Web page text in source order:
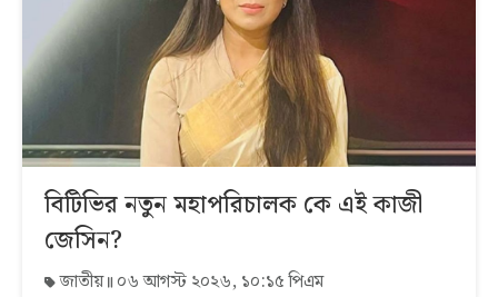
বিটিভির নতুন মহাপরিচালক কে এই কাজী
জেসিন?
জাতীয় ০৬ আগস্ট ২০২৬, ১০:১৫ পিএম